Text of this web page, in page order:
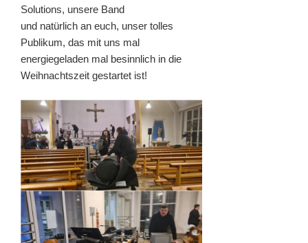
Solutions, unsere Band
und natürlich an euch, unser tolles
Publikum, das mit uns mal
energiegeladen mal besinnlich in die
Weihnachtszeit gestartet ist!